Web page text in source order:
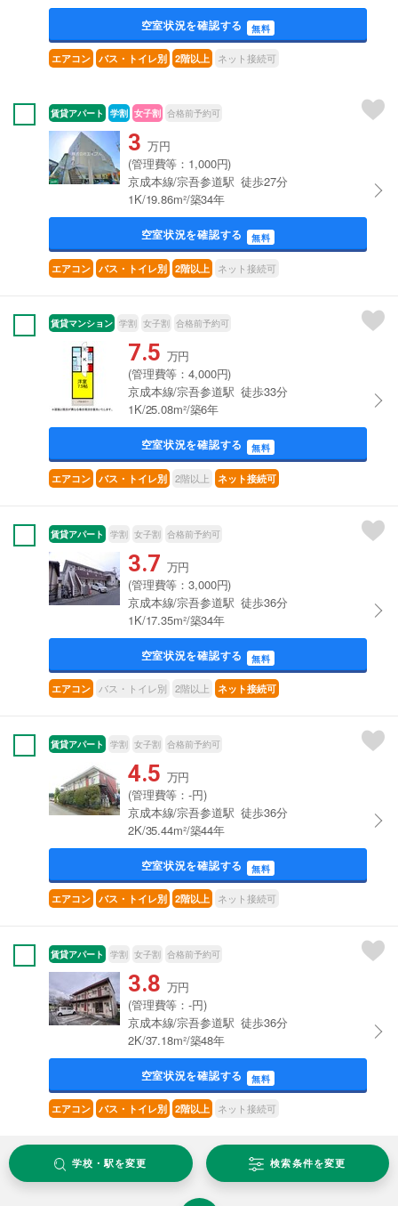
空室状況を確認する 無料
エアコン バス・トイレ別 2階以上 ネット接続可
賃貸アパート 学割 女子割 合格前予約可
3 万円
(管理費等：1,000円)
京成本線/宗吾参道駅 徒歩27分
1K/19.86m²/築34年
空室状況を確認する 無料
エアコン バス・トイレ別 2階以上 ネット接続可
賃貸マンション 学割 女子割 合格前予約可
7.5 万円
(管理費等：4,000円)
京成本線/宗吾参道駅 徒歩33分
1K/25.08m²/築6年
空室状況を確認する 無料
エアコン バス・トイレ別 2階以上 ネット接続可
賃貸アパート 学割 女子割 合格前予約可
3.7 万円
(管理費等：3,000円)
京成本線/宗吾参道駅 徒歩36分
1K/17.35m²/築34年
空室状況を確認する 無料
エアコン バス・トイレ別 2階以上 ネット接続可
賃貸アパート 学割 女子割 合格前予約可
4.5 万円
(管理費等：-円)
京成本線/宗吾参道駅 徒歩36分
2K/35.44m²/築44年
空室状況を確認する 無料
エアコン バス・トイレ別 2階以上 ネット接続可
賃貸アパート 学割 女子割 合格前予約可
3.8 万円
(管理費等：-円)
京成本線/宗吾参道駅 徒歩36分
2K/37.18m²/築48年
空室状況を確認する 無料
エアコン バス・トイレ別 2階以上 ネット接続可
学校・駅を変更 検索条件を変更